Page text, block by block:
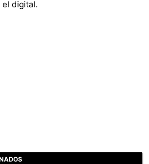
digital.